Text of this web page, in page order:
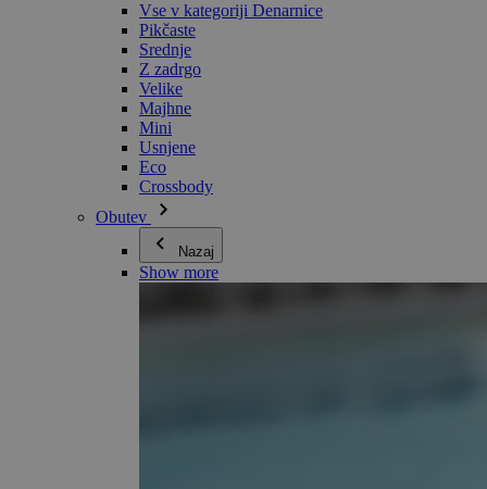
Vse v kategoriji Denarnice
Pikčaste
Srednje
Z zadrgo
Velike
Majhne
Mini
Usnjene
Eco
Crossbody
Obutev
Nazaj
Show more